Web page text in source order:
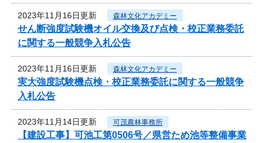
2023年11月16日更新 森林文化アカデミー
せん断強度試験機オイル交換及び点検・校正業務委託
に関する一般競争入札公告
2023年11月16日更新 森林文化アカデミー
実大強度試験機点検・校正業務委託に関する一般競争
入札公告
2023年11月14日更新 可茂農林事務所
【建設工事】可池工第0506号／県営ため池等整備事業